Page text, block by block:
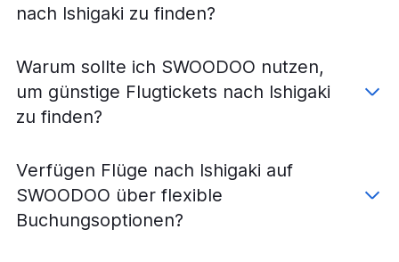
nach Ishigaki zu finden?
Warum sollte ich SWOODOO nutzen,
um günstige Flugtickets nach Ishigaki
zu finden?
Verfügen Flüge nach Ishigaki auf
SWOODOO über flexible
Buchungsoptionen?